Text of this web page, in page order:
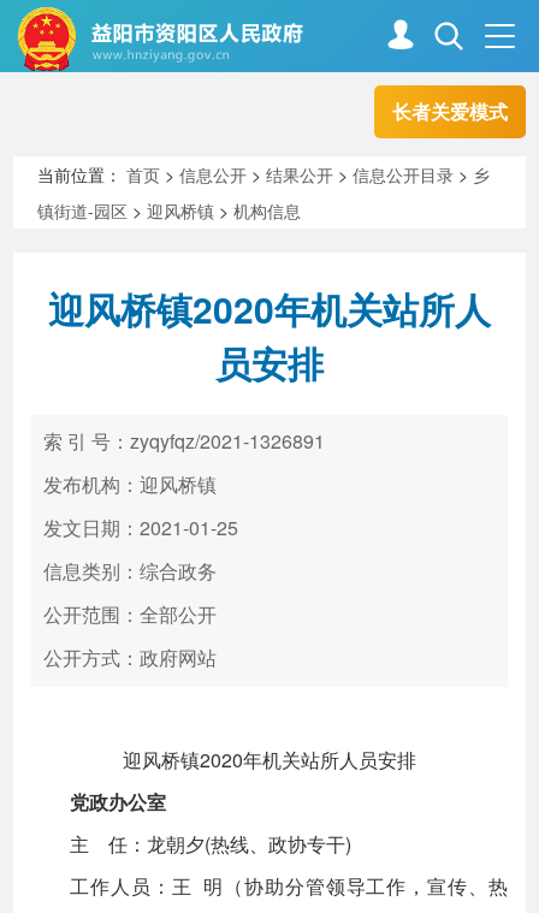
长者关爱模式
走进资阳
新闻中心 解读回应
政务服务
高效办成一件事
当前位置：首页 >信息公开 >结果公开 >信息公开目录 > 乡
镇街道-园区 >迎风桥镇 >机构信息
迎风桥镇2020年机关站所人
员安排
索 引 号：zyqyfqz/2021-1326891
发布机构：迎风桥镇
发文日期：2021-01-25
信息类别：综合政务
公开范围：全部公开
公开方式：政府网站
迎风桥镇2020年机关站所人员安排
党政办公室
主 任：龙朝夕(热线、政协专干)
工作人员：王 明（协助分管领导工作，宣传、热